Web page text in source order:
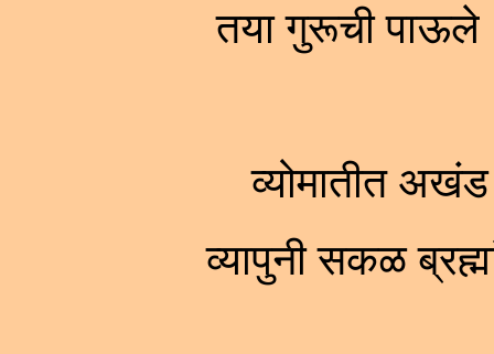
तया गुरूची
व्योमातीत
व्यापुनी सकळ